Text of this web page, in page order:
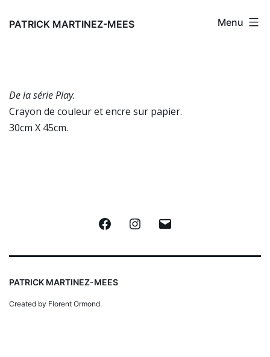
auPATRICK MARTINEZ-MEES Menu
De la série Play.
Crayon de couleur et encre sur papier.
30cm X 45cm.
FacebookInstagram
PATRICK MARTINEZ-MEES
Created by Florent Ormond.